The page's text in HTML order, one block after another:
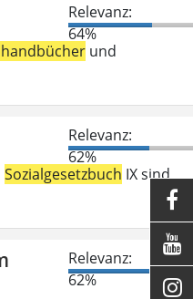
Relevanz:
64%
und
Relevanz:
62%
Sozialgesetzbuch IX sind
Relevanz:
62%


